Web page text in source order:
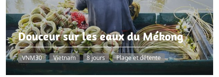
Douceur sur les eaux du Mékong
VNM30 Vietnam 8 jours Plage et détente